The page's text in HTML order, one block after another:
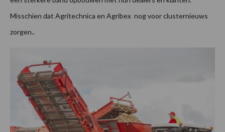
Misschien dat Agritechnica en Agribex nog voor clusternieuws
zorgen..